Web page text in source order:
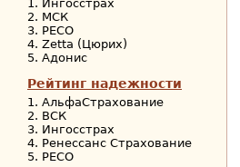
Ингосстрах
МСК
РЕСО
Zetta (Цюрих)
Адонис
Рейтинг надежности
АльфаСтрахование
ВСК
Ингосстрах
Ренессанс Страхование
РЕСО